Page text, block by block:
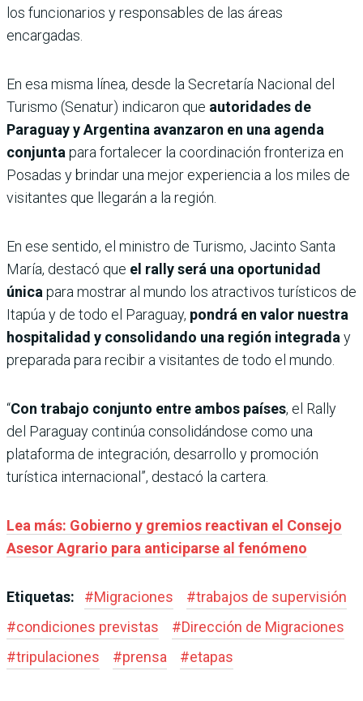
los funcionarios y responsables de las áreas
encargadas.
En esa misma línea, desde la Secretaría Nacional del
Turismo (Senatur) indicaron que autoridades de
Paraguay y Argentina avanzaron en una agenda
conjuntapara fortalecer la coordinación fronteriza en
Posadas y brindar una mejor experiencia a los miles de
visitantes que llegarán a la región.
En ese sentido, el ministro de Turismo, Jacinto Santa
María, destacó que el rally será una oportunidad
únicapara mostrar al mundo los atractivos turísticos de
Itapúa y de todo el Paraguay, pondrá en valor nuestra
hospitalidad y consolidando una región integraday
preparada para recibir a visitantes de todo el mundo.
“Con trabajo conjunto entre ambos países, el Rally
del Paraguay continúa consolidándose como una
plataforma de integración, desarrollo y promoción
turística internacional”, destacó la cartera.
Lea más: Gobierno y gremios reactivan el Consejo
Asesor Agrario para anticiparse al fenómeno
Etiquetas: #Migraciones #trabajos de supervisión
#condiciones previstas #Dirección de Migraciones
#tripulaciones #prensa #etapas